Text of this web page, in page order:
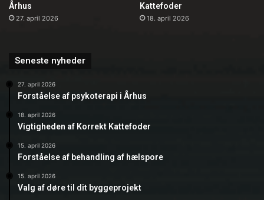
Århus
27. april 2026
Kattefoder
18. april 2026
Seneste nyheder
27. april 2026
Forståelse af psykoterapi i Århus
18. april 2026
Vigtigheden af Korrekt Kattefoder
15. april 2026
Forståelse af behandling af hælspore
15. april 2026
Valg af døre til dit byggeprojekt